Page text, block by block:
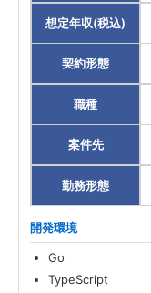
想定年収(税込)
契約形態
職種
案件先
勤務形態
開発環境
Go
TypeScript